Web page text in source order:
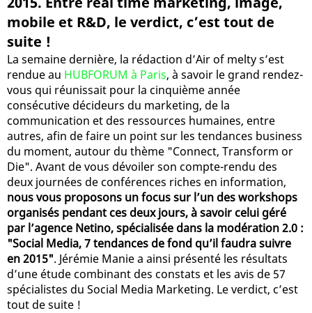
mobile et R&D, le verdict, c’est tout de
suite !
La semaine dernière, la rédaction d’Air of melty s’est
rendue au HUBFORUM à Paris, à savoir le grand rendez-
vous qui réunissait pour la cinquième année
consécutive décideurs du marketing, de la
communication et des ressources humaines, entre
autres, afin de faire un point sur les tendances business
du moment, autour du thème "Connect, Transform or
Die". Avant de vous dévoiler son compte-rendu des
deux journées de conférences riches en information,
nous vous proposons un focus sur l’un des workshops
organisés pendant ces deux jours, à savoir celui géré
par l’agence Netino, spécialisée dans la modération 2.0 :
"Social Media, 7 tendances de fond qu’il faudra suivre
en 2015". Jérémie Manie a ainsi présenté les résultats
d’une étude combinant des constats et les avis de 57
spécialistes du Social Media Marketing. Le verdict, c’est
tout de suite !